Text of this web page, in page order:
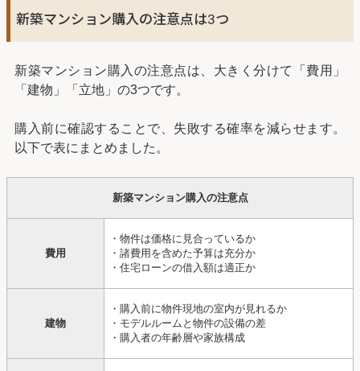
新築マンション購入の注意点は3つ
新築マンション購入の注意点は、大きく分けて「費用」
「建物」「立地」の3つです。
購入前に確認することで、失敗する確率を減らせます。
以下で表にまとめました。
新築マンション購入の注意点
費用
・物件は価格に見合っているか
・諸費用を含めた予算は充分か
・住宅ローンの借入額は適正か
建物
・購入前に物件現地の室内が見れるか
・モデルルームと物件の設備の差
・購入者の年齢層や家族構成